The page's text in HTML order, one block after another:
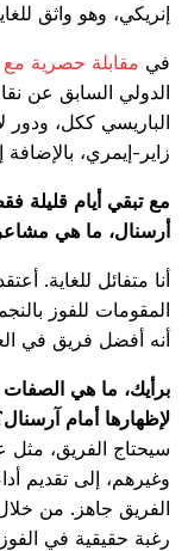
إنريكي، وهو واثق
في مقابلة حصرية
الدولي السابق عن
الباريسي ككل، ودور
زاير-إيمري،
مع تبقي أيام قليلة
أرسنال، ما هي
أنا متفائل للغاية.
المقومات للفوز
أنه أفضل فريق في
برأيك، ما هي
لإظهارها أمام
سيحتاج الفريق، مثل
وغيرهم، إلى تقديم
الفريق جاهز. من
رغبة حقيقية في